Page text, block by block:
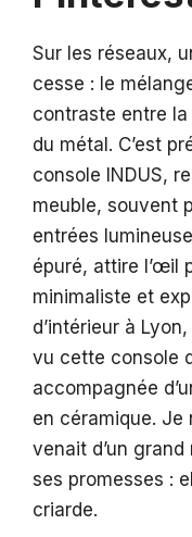
Sur les réseaux,
cesse : le
contraste entre
du métal. C’est
console INDUS,
meuble, souvent
entrées
épuré, attire l’œil
minimaliste et
d’intérieur à
vu cette console
accompagnée
en céramique. Je
venait d’un
ses promesses :
criarde.